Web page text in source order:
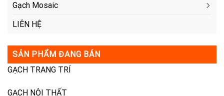
Gạch Mosaic
LIÊN HỆ
SẢN PHẨM ĐANG BÁN
GẠCH TRANG TRÍ
GẠCH NỘI THẤT